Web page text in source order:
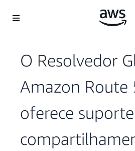
Pular para o conteúdo principal
O Resolvedor
Amazon Route
oferece